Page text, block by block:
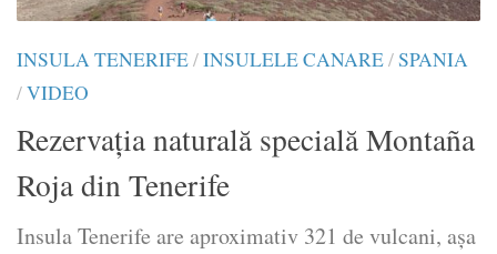
INSULA TENERIFE/INSULELE CANARE/SPANIA
/VIDEO
Rezervația naturală specială Montaña
Roja din Tenerife
Insula Tenerife are aproximativ 321 de vulcani, așa